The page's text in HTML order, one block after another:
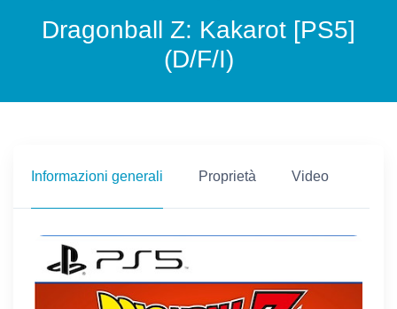
Dragonball Z: Kakarot [PS5]
(D/F/I)
Informazioni generali Proprietà Video